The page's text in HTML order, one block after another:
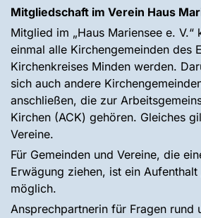
Mitgliedschaft im Verein Haus
Mitglied im „Haus Mariensee e. V.“
einmal alle Kirchengemeinden des
Kirchenkreises Minden werden.
sich auch andere
anschließen, die zur
Kirchen (ACK) gehören. Gleiches
Vereine.
Für Gemeinden und Vereine, die
Erwägung ziehen, ist ein Aufenthalt
möglich.
Ansprechpartnerin für Fragen rund